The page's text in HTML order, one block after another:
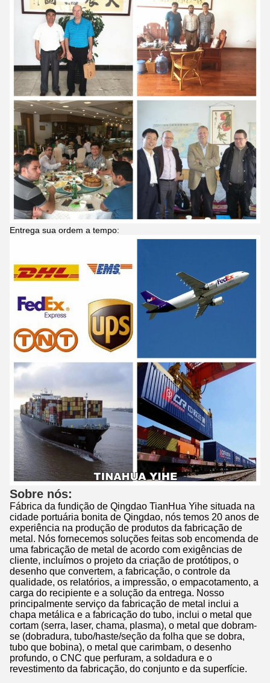
Entrega sua ordem a tempo:
Sobre nós:
Fábrica da fundição de Qingdao TianHua Yihe situada na
cidade portuária bonita de Qingdao, nós temos 20 anos de
experiência na produção de produtos da fabricação de
metal. Nós fornecemos soluções feitas sob encomenda de
uma fabricação de metal de acordo com exigências de
cliente, incluímos o projeto da criação de protótipos, o
desenho que convertem, a fabricação, o controle da
qualidade, os relatórios, a impressão, o empacotamento, a
carga do recipiente e a solução da entrega. Nosso
principalmente serviço da fabricação de metal inclui a
chapa metálica e a fabricação do tubo, inclui o metal que
cortam (serra, laser, chama, plasma), o metal que dobram-
se (dobradura, tubo/haste/seção da folha que se dobra,
tubo que bobina), o metal que carimbam, o desenho
profundo, o CNC que perfuram, a soldadura e o
revestimento da fabricação, do conjunto e da superfície.